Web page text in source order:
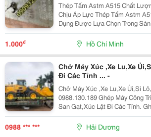
Thép Tấm Astm A515 Chất
Chịu Áp Lực Thép Tấm Astm A515 Là Vật Liệu Chuyên
Dụng Được Lựa Chọn Trong
Chịu Áp, Bồn Chứa Công
Việc Ở Nhiệt Độ Cao. Với Khả
1.000₫ Hồ Chí Minh
Chở Máy Xúc ,Xe Lu,Xe
Đi Các Tỉnh ... -
Chở Máy Xúc ,Xe Lu,Xe Ủi,Si
0988.130.189 Ghép Máy Công Trình,Nồi Hơi,Rô Bốt,Xe
San Gạt,Xúc Lật Đi Các Tỉnh. Ghép Xe Lu,Xe Ủi,Máy
Xúc Đào Đi Các Tỉnh Bắc Trung Nam
Hãy Gọi Cho Tôi Để Có Giá Rẻ
0988 *** *** Hải Dương